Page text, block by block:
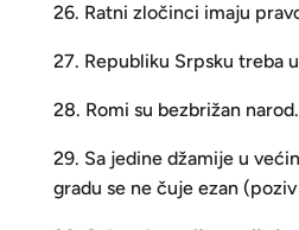
26. Ratni zločinci imaju
27. Republiku Srpsku treba
28. Romi su bezbrižan narod.
29. Sa jedine džamije u
gradu se ne čuje ezan